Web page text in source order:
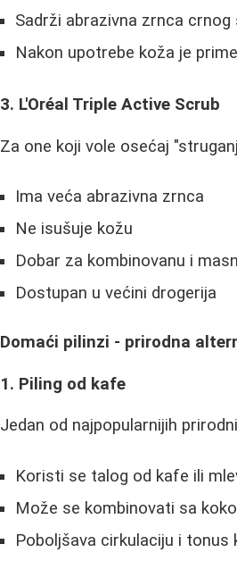
Sadrži abrazivna zrnca crnog
Nakon upotrebe koža je
3. L'Oréal Triple Active Scrub
Za one koji vole osećaj
Ima veća abrazivna zrnca
Ne isušuje kožu
Dobar za kombinovanu i
Dostupan u većini drogerija
Domaći pilinzi - prirodna
1. Piling od kafe
Jedan od najpopularnijih
Koristi se talog od kafe ili
Može se kombinovati sa
Poboljšava cirkulaciju i tonus